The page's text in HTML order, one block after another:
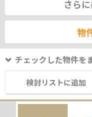
さら
物
チェックした物件を
検討リストに追加